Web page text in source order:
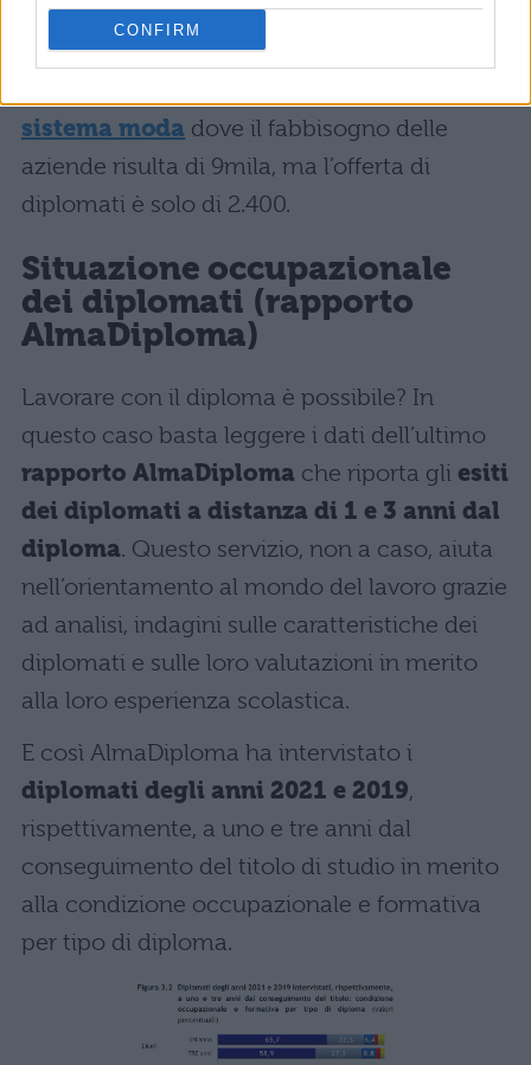
CONFIRM
settore agricolo e agroalimentare, in cui
di fronte ad una richiesta di 18.200 posti a
sistema moda dove il fabbisogno delle
aziende risulta di 9mila, ma l’offerta di
diplomati è solo di 2.400.
Situazione occupazionale
dei diplomati (rapporto
AlmaDiploma)
Lavorare con il diploma è possibile? In
questo caso basta leggere i dati dell’ultimo
rapporto AlmaDiploma che riporta gli esiti
dei diplomati a distanza di 1 e 3 anni dal
diploma. Questo servizio, non a caso, aiuta
nell’orientamento al mondo del lavoro grazie
ad analisi, indagini sulle caratteristiche dei
diplomati e sulle loro valutazioni in merito
alla loro esperienza scolastica.
E così AlmaDiploma ha intervistato i
diplomati degli anni 2021 e 2019,
rispettivamente, a uno e tre anni dal
conseguimento del titolo di studio in merito
alla condizione occupazionale e formativa
per tipo di diploma.